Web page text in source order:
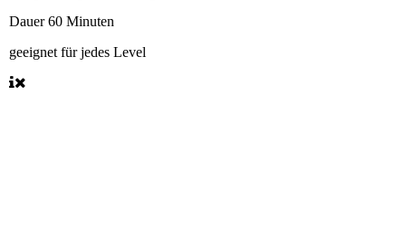
Dauer60 Minuten
geeignetfür jedes Level